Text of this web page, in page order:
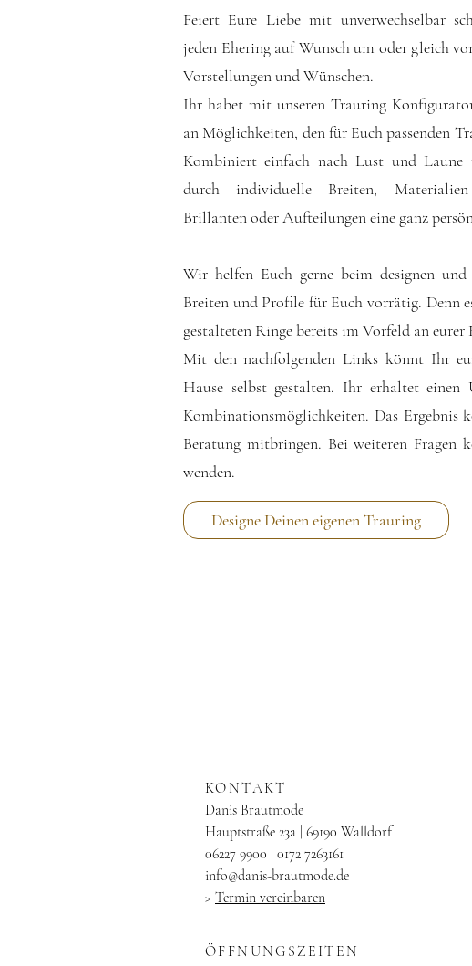
Feiert Eure Liebe mit unverwechselbar
jeden Ehering auf Wunsch um oder gleich
Vorstellungen und Wünschen.
Ihr habet mit unseren Trauring
an Möglichkeiten, den für Euch passenden
Kombiniert einfach nach Lust und Laune
durch individuelle Breiten,
Brillanten oder Aufteilungen eine ganz
Wir helfen Euch gerne beim designen und
Breiten und Profile für Euch vorrätig. Denn
gestalteten Ringe bereits im Vorfeld an
Mit den nachfolgenden Links könnt Ihr
Hause selbst gestalten. Ihr erhaltet
Kombinationsmöglichkeiten. Das Ergebnis
Beratung mitbringen. Bei weiteren Fragen
wenden.
Designe Deinen eigenen Trauring
KONTAKT
Danis Brautmode
Hauptstraße 23a | 69190 Walldorf
06227 9900 | 0172 7263161
info@danis-brautmode.de
> Termin vereinbaren
ÖFFNUNGSZEITEN